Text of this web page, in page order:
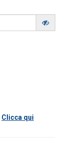
Clicca qui